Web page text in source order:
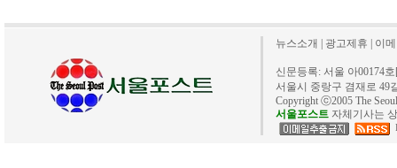
뉴스소개 광고제휴 이
신문등록: 서울 아00174
서울시 중랑구 겸재로 49
Copyright ⓒ2005 The
서울포스트 자체기사는